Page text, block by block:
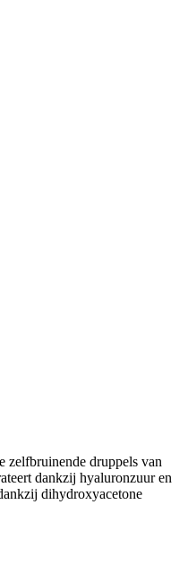
zelfbruinende druppels van
dankzij hyaluronzuur en
dihydroxyacetone